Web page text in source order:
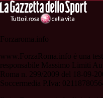
Forzaroma.info
www.ForzaRoma.info è una
responsabile Massimo Limiti
Roma n. 299/2009 del 18-09-
Soccermedia P.Iva: